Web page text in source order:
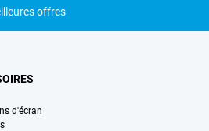
offres
d'écran